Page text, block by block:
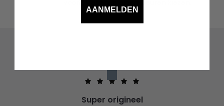
Super origineel
AANMELDEN